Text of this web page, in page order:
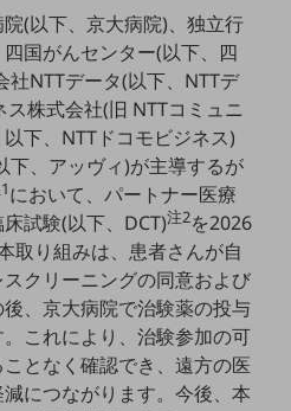
(以下、京大病院)、独立行
がんセンター(以下、四
社NTTデータ(以下、NTTデ
株式会社(旧 NTTコミュニ
下、NTTドコモビジネス)
下、アッヴィ)が主導するが
において、パートナー医療
試験(以下、DCT)注2を2026
取り組みは、患者さんが自
クリーニングの同意および
、京大病院で治験薬の投与
これにより、治験参加の可
となく確認でき、遠方の医
につながります。今後、本